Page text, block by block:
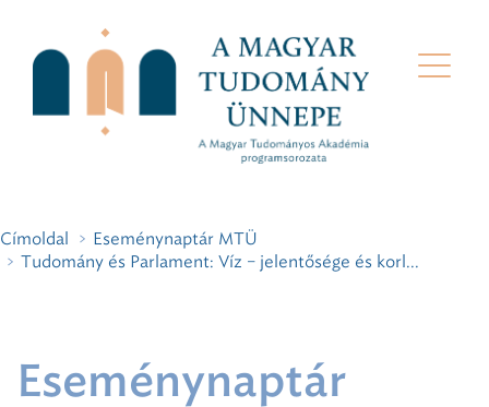
Címoldal
Eseménynaptár MTÜ
Tudomány és Parlament: Víz – jelentősége és korl...
Eseménynaptár